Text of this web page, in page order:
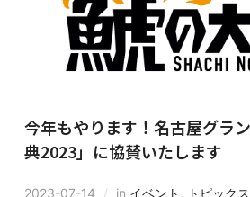
今年もやります！名古屋グラ
典2023」に協賛いたします
2023-07-14 in イベント , トピックス